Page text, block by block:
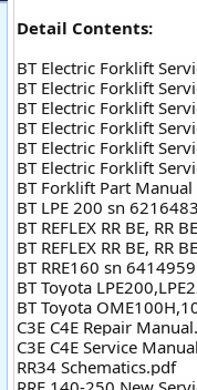
Detail Contents:
BT Electric Forklift
BT Electric Forklift
BT Electric Forklift
BT Electric Forklift
BT Electric Forklift
BT Electric Forklift
BT Forklift Part
BT LPE 200 sn
BT REFLEX RR BE,
BT REFLEX RR BE,
BT RRE160 sn
BT Toyota
BT Toyota
C3E C4E Repair
C3E C4E Service
RR34 Schematics.pdf